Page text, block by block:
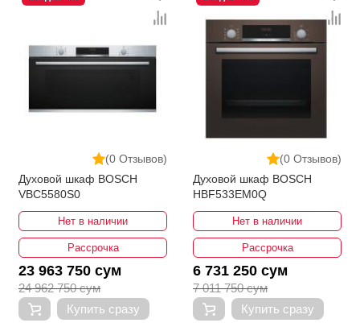
(0 Отзывов)
Духовой шкаф BOSCH
VBC5580S0
Нет в наличии
Рассрочка
23 963 750 сум
24 962 750 сум
Купить сразу
(0 Отзывов)
Духовой шкаф BOSCH
HBF533EM0Q
Нет в наличии
Рассрочка
6 731 250 сум
7 011 750 сум
Купить сразу